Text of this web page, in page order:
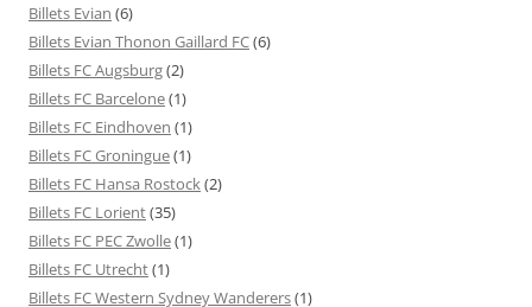
Billets Evian (6)
Billets Evian Thonon Gaillard FC(6)
Billets FC Augsburg(2)
Billets FC Barcelone(1)
Billets FC Eindhoven (1)
Billets FC Groningue(1)
Billets FC Hansa Rostock(2)
Billets FC Lorient(35)
Billets FC PEC Zwolle(1)
Billets FC Utrecht(1)
Billets FC Western Sydney Wanderers(1)